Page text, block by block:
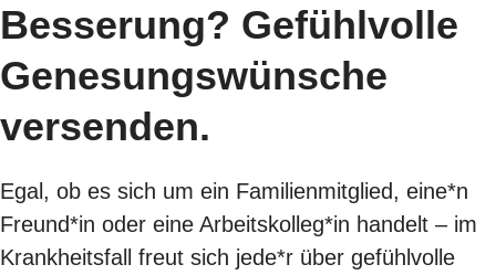
Besserung? Gefühlvolle
Genesungswünsche
versenden.
Egal, ob es sich um ein Familienmitglied, eine*n
Freund*in oder eine Arbeitskolleg*in handelt – im
Krankheitsfall freut sich jede*r über gefühlvolle